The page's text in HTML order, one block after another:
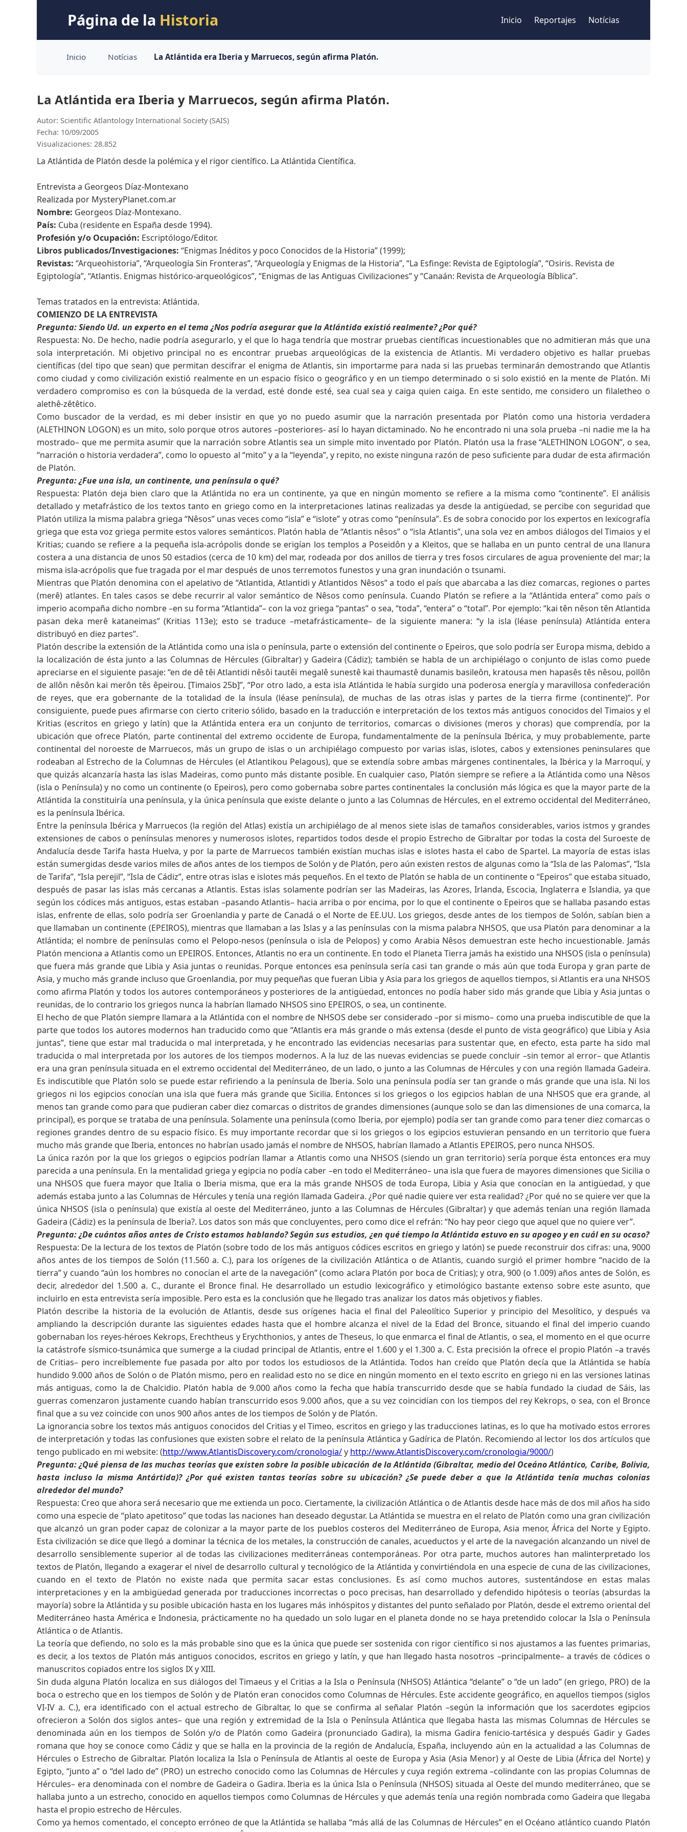
Página de la Historia Inicio Reportajes Notícias
Inicio Notícias La Atlántida era Iberia y Marruecos, según afirma Platón.
La Atlántida era Iberia y Marruecos, según afirma Platón.
Autor: Scientific Atlantology International Society (SAIS)
Fecha: 10/09/2005
Visualizaciones: 28.852
La Atlántida de Platón desde la polémica y el rigor científico. La Atlántida Científica.
Entrevista a Georgeos Díaz-Montexano
Realizada por MysteryPlanet.com.ar
Nombre: Georgeos Díaz-Montexano.
País: Cuba (residente en España desde 1994).
Profesión y/o Ocupación: Escriptólogo/Editor.
Libros publicados/Investigaciones: “Enigmas Inéditos y poco Conocidos de la Historia” (1999);
Revistas: “Arqueohistoria”, “Arqueología Sin Fronteras”, “Arqueología y Enigmas de la Historia”, “La Esfinge: Revista de Egiptología”, “Osiris. Revista de
Egiptología”, “Atlantis. Enigmas histórico-arqueológicos”, “Enigmas de las Antiguas Civilizaciones” y “Canaán: Revista de Arqueología Bíblica”.
Temas tratados en la entrevista: Atlántida.
COMIENZO DE LA ENTREVISTA
Pregunta: Siendo Ud. un experto en el tema ¿Nos podría asegurar que la Atlántida existió realmente? ¿Por qué?
Respuesta: No. De hecho, nadie podría asegurarlo, y el que lo haga tendría que mostrar pruebas científicas incuestionables que no admitieran más que una
sola interpretación. Mi objetivo principal no es encontrar pruebas arqueológicas de la existencia de Atlantis. Mi verdadero objetivo es hallar pruebas
científicas (del tipo que sean) que permitan descifrar el enigma de Atlantis, sin importarme para nada si las pruebas terminarán demostrando que Atlantis
como ciudad y como civilización existió realmente en un espacio físico o geográfico y en un tiempo determinado o si solo existió en la mente de Platón. Mi
verdadero compromiso es con la búsqueda de la verdad, esté donde esté, sea cual sea y caiga quien caiga. En este sentido, me considero un filaletheo o
alethê-zêtêtico.
Como buscador de la verdad, es mi deber insistir en que yo no puedo asumir que la narración presentada por Platón como una historia verdadera
(ALETHINON LOGON) es un mito, solo porque otros autores –posteriores- así lo hayan dictaminado. No he encontrado ni una sola prueba –ni nadie me la ha
mostrado– que me permita asumir que la narración sobre Atlantis sea un simple mito inventado por Platón. Platón usa la frase “ALETHINON LOGON”, o sea,
“narración o historia verdadera”, como lo opuesto al “mito” y a la “leyenda”, y repito, no existe ninguna razón de peso suficiente para dudar de esta afirmación
de Platón.
Pregunta: ¿Fue una isla, un continente, una península o qué?
Respuesta: Platón deja bien claro que la Atlántida no era un continente, ya que en ningún momento se refiere a la misma como “continente”. El análisis
detallado y metafrástico de los textos tanto en griego como en la interpretaciones latinas realizadas ya desde la antigüedad, se percibe con seguridad que
Platón utiliza la misma palabra griega “Nêsos” unas veces como “isla” e “islote” y otras como “península”. Es de sobra conocido por los expertos en lexicografía
griega que esta voz griega permite estos valores semánticos. Platón habla de “Atlantis nêsos” o “isla Atlantis”, una sola vez en ambos diálogos del Timaios y el
Kritias; cuando se refiere a la pequeña isla-acrópolis donde se erigían los templos a Poseidôn y a Kleitos, que se hallaba en un punto central de una llanura
costera a una distancia de unos 50 estadios (cerca de 10 km) del mar, rodeada por dos anillos de tierra y tres fosos circulares de agua proveniente del mar; la
misma isla-acrópolis que fue tragada por el mar después de unos terremotos funestos y una gran inundación o tsunami.
Mientras que Platón denomina con el apelativo de “Atlantida, Atlantidi y Atlantidos Nêsos” a todo el país que abarcaba a las diez comarcas, regiones o partes
(merê) atlantes. En tales casos se debe recurrir al valor semántico de Nêsos como península. Cuando Platón se refiere a la “Atlántida entera” como país o
imperio acompaña dicho nombre –en su forma “Atlantida”– con la voz griega “pantas” o sea, “toda”, “entera” o “total”. Por ejemplo: “kai tên nêson tên Atlantida
pasan deka merê kataneimas” (Kritias 113e); esto se traduce –metafrásticamente– de la siguiente manera: “y la isla (léase península) Atlántida entera
distribuyó en diez partes”.
Platón describe la extensión de la Atlántida como una isla o península, parte o extensión del continente o Epeiros, que solo podría ser Europa misma, debido a
la localización de ésta junto a las Columnas de Hércules (Gibraltar) y Gadeira (Cádiz); también se habla de un archipiélago o conjunto de islas como puede
apreciarse en el siguiente pasaje: “en de dê têi Atlantidi nêsôi tautêi megalê sunestê kai thaumastê dunamis basileôn, kratousa men hapasês tês nêsou, pollôn
de allôn nêsôn kai merôn tês êpeirou. [Timaios 25b]”, “Por otro lado, a esta isla Atlántida le había surgido una poderosa energía y maravillosa confederación
de reyes, que era gobernante de la totalidad de la ínsula (léase península), de muchas de las otras islas y partes de la tierra firme (continente)”. Por
consiguiente, puede pues afirmarse con cierto criterio sólido, basado en la traducción e interpretación de los textos más antiguos conocidos del Timaios y el
Kritias (escritos en griego y latín) que la Atlántida entera era un conjunto de territorios, comarcas o divisiones (meros y choras) que comprendía, por la
ubicación que ofrece Platón, parte continental del extremo occidente de Europa, fundamentalmente de la península Ibérica, y muy probablemente, parte
continental del noroeste de Marruecos, más un grupo de islas o un archipiélago compuesto por varias islas, islotes, cabos y extensiones peninsulares que
rodeaban al Estrecho de la Columnas de Hércules (el Atlantikou Pelagous), que se extendía sobre ambas márgenes continentales, la Ibérica y la Marroquí, y
que quizás alcanzaría hasta las islas Madeiras, como punto más distante posible. En cualquier caso, Platón siempre se refiere a la Atlántida como una Nêsos
(isla o Península) y no como un continente (o Epeiros), pero como gobernaba sobre partes continentales la conclusión más lógica es que la mayor parte de la
Atlántida la constituiría una península, y la única península que existe delante o junto a las Columnas de Hércules, en el extremo occidental del Mediterráneo,
es la península Ibérica.
Entre la península Ibérica y Marruecos (la región del Atlas) existía un archipiélago de al menos siete islas de tamaños considerables, varios istmos y grandes
extensiones de cabos o penínsulas menores y numerosos islotes, repartidos todos desde el propio Estrecho de Gibraltar por todas la costa del Suroeste de
Andalucía desde Tarifa hasta Huelva, y por la parte de Marruecos también existían muchas islas e islotes hasta el cabo de Spartel. La mayoría de estas islas
están sumergidas desde varios miles de años antes de los tiempos de Solón y de Platón, pero aún existen restos de algunas como la “Isla de las Palomas”, “Isla
de Tarifa”, “Isla perejil”, “Isla de Cádiz”, entre otras islas e islotes más pequeños. En el texto de Platón se habla de un continente o “Epeiros” que estaba situado,
después de pasar las islas más cercanas a Atlantis. Estas islas solamente podrían ser las Madeiras, las Azores, Irlanda, Escocia, Inglaterra e Islandia, ya que
según los códices más antiguos, estas estaban –pasando Atlantis– hacia arriba o por encima, por lo que el continente o Epeiros que se hallaba pasando estas
islas, enfrente de ellas, solo podría ser Groenlandia y parte de Canadá o el Norte de EE.UU. Los griegos, desde antes de los tiempos de Solón, sabían bien a
que llamaban un continente (EPEIROS), mientras que llamaban a las Islas y a las penínsulas con la misma palabra NHSOS, que usa Platón para denominar a la
Atlántida; el nombre de penínsulas como el Pelopo-nesos (península o isla de Pelopos) y como Arabia Nêsos demuestran este hecho incuestionable. Jamás
Platón menciona a Atlantis como un EPEIROS. Entonces, Atlantis no era un continente. En todo el Planeta Tierra jamás ha existido una NHSOS (isla o península)
que fuera más grande que Libia y Asia juntas o reunidas. Porque entonces esa península sería casi tan grande o más aún que toda Europa y gran parte de
Asia, y mucho más grande incluso que Groenlandia, por muy pequeñas que fueran Libia y Asia para los griegos de aquellos tiempos, si Atlantis era una NHSOS
como afirma Platón y todos los autores contemporáneos y posteriores de la antigüedad, entonces no podía haber sido más grande que Libia y Asia juntas o
reunidas, de lo contrario los griegos nunca la habrían llamado NHSOS sino EPEIROS, o sea, un continente.
El hecho de que Platón siempre llamara a la Atlántida con el nombre de NHSOS debe ser considerado –por si mismo– como una prueba indiscutible de que la
parte que todos los autores modernos han traducido como que “Atlantis era más grande o más extensa (desde el punto de vista geográfico) que Libia y Asia
juntas”, tiene que estar mal traducida o mal interpretada, y he encontrado las evidencias necesarias para sustentar que, en efecto, esta parte ha sido mal
traducida o mal interpretada por los autores de los tiempos modernos. A la luz de las nuevas evidencias se puede concluir –sin temor al error– que Atlantis
era una gran península situada en el extremo occidental del Mediterráneo, de un lado, o junto a las Columnas de Hércules y con una región llamada Gadeira.
Es indiscutible que Platón solo se puede estar refiriendo a la península de Iberia. Solo una península podía ser tan grande o más grande que una isla. Ni los
griegos ni los egipcios conocían una isla que fuera más grande que Sicilia. Entonces si los griegos o los egipcios hablan de una NHSOS que era grande, al
menos tan grande como para que pudieran caber diez comarcas o distritos de grandes dimensiones (aunque solo se dan las dimensiones de una comarca, la
principal), es porque se trataba de una península. Solamente una península (como Iberia, por ejemplo) podía ser tan grande como para tener diez comarcas o
regiones grandes dentro de su espacio físico. Es muy importante recordar que si los griegos o los egipcios estuvieran pensando en un territorio que fuera
mucho más grande que Iberia, entonces no habrían usado jamás el nombre de NHSOS, habrían llamado a Atlantis EPEIROS, pero nunca NHSOS.
La única razón por la que los griegos o egipcios podrían llamar a Atlantis como una NHSOS (siendo un gran territorio) sería porque ésta entonces era muy
parecida a una península. En la mentalidad griega y egipcia no podía caber –en todo el Mediterráneo– una isla que fuera de mayores dimensiones que Sicilia o
una NHSOS que fuera mayor que Italia o Iberia misma, que era la más grande NHSOS de toda Europa, Libia y Asia que conocían en la antigüedad, y que
además estaba junto a las Columnas de Hércules y tenía una región llamada Gadeira. ¿Por qué nadie quiere ver esta realidad? ¿Por qué no se quiere ver que la
única NHSOS (isla o península) que existía al oeste del Mediterráneo, junto a las Columnas de Hércules (Gibraltar) y que además tenían una región llamada
Gadeira (Cádiz) es la península de Iberia?. Los datos son más que concluyentes, pero como dice el refrán: “No hay peor ciego que aquel que no quiere ver”.
Pregunta: ¿De cuántos años antes de Cristo estamos hablando? Según sus estudios, ¿en qué tiempo la Atlántida estuvo en su apogeo y en cuál en su ocaso?
Respuesta: De la lectura de los textos de Platón (sobre todo de los más antiguos códices escritos en griego y latón) se puede reconstruir dos cifras: una, 9000
años antes de los tiempos de Solón (11.560 a. C.), para los orígenes de la civilización Atlántica o de Atlantis, cuando surgió el primer hombre “nacido de la
tierra” y cuando “aún los hombres no conocían el arte de la navegación” (como aclara Platón por boca de Critias); y otra, 900 (o 1.009) años antes de Solón, es
decir, alrededor del 1.500 a. C., durante el Bronce final. He desarrollado un estudio lexicográfico y etimológico bastante extenso sobre este asunto, que
incluirlo en esta entrevista sería imposible. Pero esta es la conclusión que he llegado tras analizar los datos más objetivos y fiables.
Platón describe la historia de la evolución de Atlantis, desde sus orígenes hacia el final del Paleolítico Superior y principio del Mesolítico, y después va
ampliando la descripción durante las siguientes edades hasta que el hombre alcanza el nivel de la Edad del Bronce, situando el final del imperio cuando
gobernaban los reyes-héroes Kekrops, Erechtheus y Erychthonios, y antes de Theseus, lo que enmarca el final de Atlantis, o sea, el momento en el que ocurre
la catástrofe sísmico-tsunámica que sumerge a la ciudad principal de Atlantis, entre el 1.600 y el 1.300 a. C. Esta precisión la ofrece el propio Platón –a través
de Critias– pero increíblemente fue pasada por alto por todos los estudiosos de la Atlántida. Todos han creído que Platón decía que la Atlántida se había
hundido 9.000 años de Solón o de Platón mismo, pero en realidad esto no se dice en ningún momento en el texto escrito en griego ni en las versiones latinas
más antiguas, como la de Chalcidio. Platón habla de 9.000 años como la fecha que había transcurrido desde que se había fundado la ciudad de Sáis, las
guerras comenzaron justamente cuando habían transcurrido esos 9.000 años, que a su vez coincidían con los tiempos del rey Kekrops, o sea, con el Bronce
final que a su vez coincide con unos 900 años antes de los tiempos de Solón y de Platón.
La ignorancia sobre los textos más antiguos conocidos del Critias y el Timeo, escritos en griego y las traducciones latinas, es lo que ha motivado estos errores
de interpretación y todas las confusiones que existen sobre el relato de la península Atlántica y Gadírica de Platón. Recomiendo al lector los dos artículos que
tengo publicado en mi website: (http://www.AtlantisDiscovery.com/cronologia/y http://www.AtlantisDiscovery.com/cronologia/9000/)
Pregunta: ¿Qué piensa de las muchas teorías que existen sobre la posible ubicación de la Atlántida (Gibraltar, medio del Oceáno Atlántico, Caribe, Bolivia,
hasta incluso la misma Antártida)? ¿Por qué existen tantas teorías sobre su ubicación? ¿Se puede deber a que la Atlántida tenía muchas colonias
alrededor del mundo?
Respuesta: Creo que ahora será necesario que me extienda un poco. Ciertamente, la civilización Atlántica o de Atlantis desde hace más de dos mil años ha sido
como una especie de “plato apetitoso” que todas las naciones han deseado degustar. La Atlántida se muestra en el relato de Platón como una gran civilización
que alcanzó un gran poder capaz de colonizar a la mayor parte de los pueblos costeros del Mediterráneo de Europa, Asia menor, África del Norte y Egipto.
Esta civilización se dice que llegó a dominar la técnica de los metales, la construcción de canales, acueductos y el arte de la navegación alcanzando un nivel de
desarrollo sensiblemente superior al de todas las civilizaciones mediterráneas contemporáneas. Por otra parte, muchos autores han malinterpretado los
textos de Platón, llegando a exagerar el nivel de desarrollo cultural y tecnológico de la Atlántida y convirtiéndola en una especie de cuna de las civilizaciones,
cuando en el texto de Platón no existe nada que permita sacar estas conclusiones. Es así como muchos autores, sustentándose en estas malas
interpretaciones y en la ambigüedad generada por traducciones incorrectas o poco precisas, han desarrollado y defendido hipótesis o teorías (absurdas la
mayoría) sobre la Atlántida y su posible ubicación hasta en los lugares más inhóspitos y distantes del punto señalado por Platón, desde el extremo oriental del
Mediterráneo hasta América e Indonesia, prácticamente no ha quedado un solo lugar en el planeta donde no se haya pretendido colocar la Isla o Península
Atlántica o de Atlantis.
La teoría que defiendo, no solo es la más probable sino que es la única que puede ser sostenida con rigor científico si nos ajustamos a las fuentes primarias,
es decir, a los textos de Platón más antiguos conocidos, escritos en griego y latín, y que han llegado hasta nosotros –principalmente– a través de códices o
manuscritos copiados entre los siglos IX y XIII.
Sin duda alguna Platón localiza en sus diálogos del Timaeus y el Critias a la Isla o Península (NHSOS) Atlántica “delante” o “de un lado” (en griego, PRO) de la
boca o estrecho que en los tiempos de Solón y de Platón eran conocidos como Columnas de Hércules. Este accidente geográfico, en aquellos tiempos (siglos
VI-IV a. C.), era identificado con el actual estrecho de Gibraltar, lo que se confirma al señalar Platón –según la información que los sacerdotes egipcios
ofrecieron a Solón dos siglos antes– que una región y extremidad de la Isla o Península Atlántica que llegaba hasta las mismas Columnas de Hércules se
denominada aún en los tiempos de Solón y/o de Platón como Gadeira (pronunciado Gadira), la misma Gadira fenicio-tartésica y después Gadir y Gades
romana que hoy se conoce como Cádiz y que se halla en la provincia de la región de Andalucía, España, incluyendo aún en la actualidad a las Columnas de
Hércules o Estrecho de Gibraltar. Platón localiza la Isla o Península de Atlantis al oeste de Europa y Asia (Asia Menor) y al Oeste de Libia (África del Norte) y
Egipto, “junto a” o “del lado de” (PRO) un estrecho conocido como las Columnas de Hércules y cuya región extrema –colindante con las propias Columnas de
Hércules– era denominada con el nombre de Gadeira o Gadira. Iberia es la única Isla o Península (NHSOS) situada al Oeste del mundo mediterráneo, que se
hallaba junto a un estrecho, conocido en aquellos tiempos como Columnas de Hércules y que además tenía una región nombrada como Gadeira que llegaba
hasta el propio estrecho de Hércules.
Como ya hemos comentado, el concepto erróneo de que la Atlántida se hallaba “más allá de las Columnas de Hércules” en el Océano atlántico cuando Platón